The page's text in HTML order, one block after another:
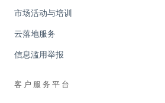
市场活动与培训
云落地服务
信息滥用举报
客户服务平台